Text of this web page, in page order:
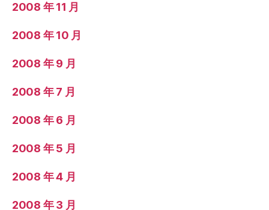
2008 年 11 月
2008 年 10 月
2008 年 9 月
2008 年 7 月
2008 年 6 月
2008 年 5 月
2008 年 4 月
2008 年 3 月